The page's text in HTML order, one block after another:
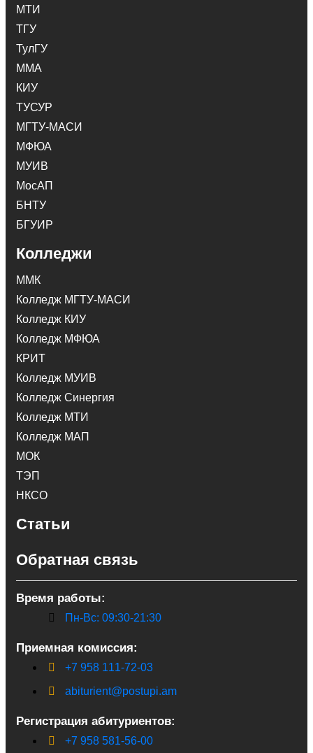
МТИ
ТГУ
ТулГУ
ММА
КИУ
ТУСУР
МГТУ-МАСИ
МФЮА
МУИВ
МосАП
БНТУ
БГУИР
Колледжи
ММК
Колледж МГТУ-МАСИ
Колледж КИУ
Колледж МФЮА
КРИТ
Колледж МУИВ
Колледж Синергия
Колледж МТИ
Колледж МАП
МОК
ТЭП
НКСО
Статьи
Обратная связь
Время работы:
Пн-Вс: 09:30-21:30
Приемная комиссия:
+7 958 111-72-03
abiturient@postupi.am
Регистрация абитуриентов:
+7 958 581-56-00